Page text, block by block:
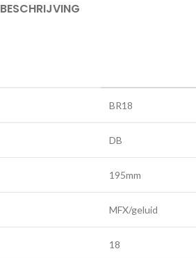
BESCHRIJVING
BR18
DB
195mm
MFX/geluid
18